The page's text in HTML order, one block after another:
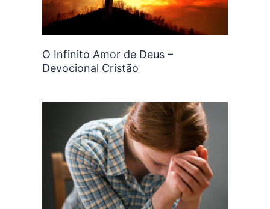
O Infinito Amor de Deus –
Devocional Cristão